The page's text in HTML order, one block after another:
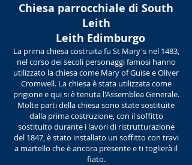
Chiesa parrocchiale di South
Leith
Leith Edimburgo
La prima chiesa costruita fu St Mary's nel 1483,
nel corso dei secoli personaggi famosi hanno
utilizzato la chiesa come Mary of Guise e Oliver
Cromwell. La chiesa è stata utilizzata come
prigione e qui si è tenuta l'Assemblea Generale.
Molte parti della chiesa sono state sostituite
dalla prima costruzione, con il soffitto
sostituito durante i lavori di ristrutturazione
del 1847, è stato installato un soffitto con travi
a martello che è ancora presente e ti toglierà il
fiato.